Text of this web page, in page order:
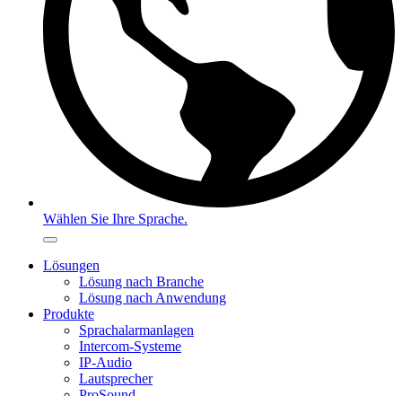
Wählen Sie Ihre Sprache.
Lösungen
Lösung nach Branche
Lösung nach Anwendung
Produkte
Sprachalarmanlagen
Intercom-Systeme
IP-Audio
Lautsprecher